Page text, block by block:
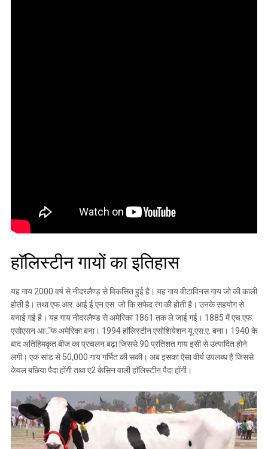
हाॅलिस्टीन गायों का इतिहास
यह गाय 2000 वर्ष से नीदरलैण्ड़ से विकसित हुई है। यह गाय वीटाविनस गाय जो की काली
होती है। तथा एफ.आर. आई.ई.एन.एस. जो कि सफेद रंग की होती है। उनके सहयोग से
बनाई गई है। यह गाय नीदरलैण्ड से अमेरिका 1861 तक ले जाई गई। 1885 में एच.एफ.
एसोएसन आॅफ अमेरिका बना। 1994 हाॅलिस्टीन एसोशियेशन यू.एस.ए. बना। 1940 के
बाद अतिहिमकृत बीज का प्रचलन बढ़ा जिससे 90 प्रतिशत गाय इसी से उत्पादित होने
लगी। एक सांड से 50,000 गाय गर्भित की सकी। अब इसका ऐसा वीर्य उपलब्ध है जिससे
केवल बछिया पैदा होंगी तथा ए2 केसिन वाली हाॅलिस्टीन पैदा होंगी।